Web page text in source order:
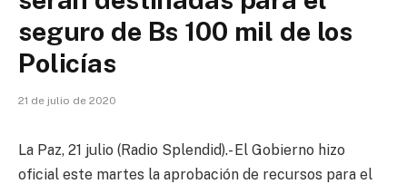
seguro de Bs 100 mil de los
Policías
21 de julio de 2020
La Paz, 21 julio (Radio Splendid).- El Gobierno hizo
oficial este martes la aprobación de recursos para el